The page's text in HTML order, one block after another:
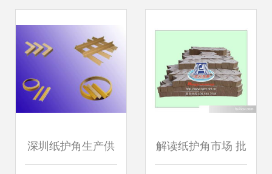
深圳纸护角生产供 解读纸护角市场 批